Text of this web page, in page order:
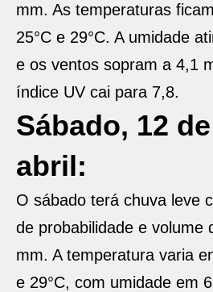
mm. As temperaturas
25°C e 29°C. A umidade
e os ventos sopram a 4,1
índice UV cai para 7,8.
Sábado, 12 de
abril:
O sábado terá chuva leve
de probabilidade e volume
mm. A temperatura varia
e 29°C, com umidade em